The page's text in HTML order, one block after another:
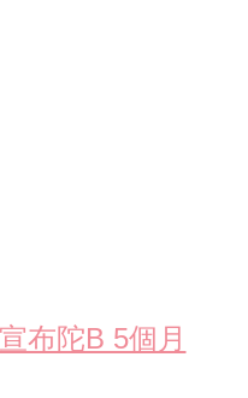
布陀B 5個月